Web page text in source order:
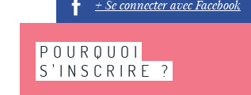
+ Se connecter avec Facebook
POURQUOI
S'INSCRIRE ?